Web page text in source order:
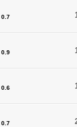
0.7
0.9
0.6
0.7